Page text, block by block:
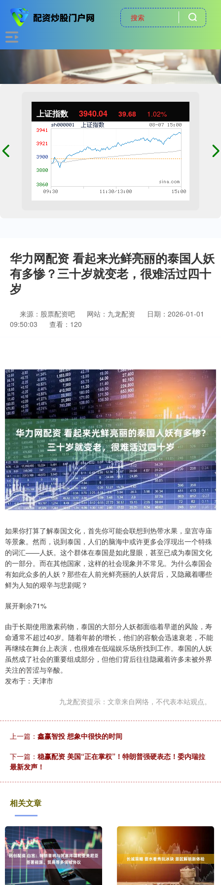
上证指数 3940.04 39.68 1.02%
华力网配资 看起来光鲜亮丽的泰国人妖
有多惨？三十岁就变老，很难活过四十
岁
来源：股票配资吧 网站：九龙配资
日期：2026-01-01
09:50:03
查看：120
如果你打算了解泰国文化，首先你可能会联想到热带水果，皇宫寺庙
等景象。然而，说到泰国，人们的脑海中或许更多会浮现出一个特殊
的词汇——人妖。这个群体在泰国是如此显眼，甚至已成为泰国文化
的一部分。而在其他国家，这样的社会现象并不常见。为什么泰国会
有如此众多的人妖？那些在人前光鲜亮丽的人妖背后，又隐藏着哪些
鲜为人知的艰辛与悲剧呢？
展开剩余71%
由于长期使用激素药物，泰国的大部分人妖都面临着早逝的风险，寿
命通常不超过40岁。随着年龄的增长，他们的容貌会迅速衰老，不能
再继续在舞台上表演，也很难在低端娱乐场所找到工作。泰国的人妖
虽然成了社会的重要组成部分，但他们背后往往隐藏着许多未被外界
关注的苦涩与辛酸。
发布于：天津市
九龙配资提示：文章来自网络，不代表本站观点。
上一篇： 鑫赢智投 想象中很快的时间
下一篇： 稳赢配资 美国“正在掌权”！特朗普强硬表态！委内瑞拉
最新发声！
相关文章